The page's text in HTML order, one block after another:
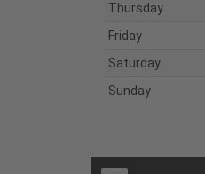
Thursday
Friday
Saturday
Sunday